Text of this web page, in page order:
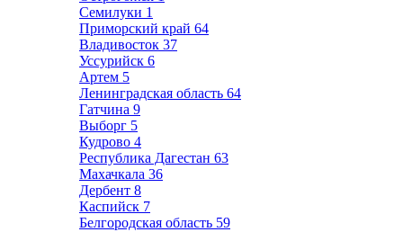
Семилуки 1
Приморский край 64
Владивосток 37
Уссурийск 6
Артем 5
Ленинградская область 64
Гатчина 9
Выборг 5
Кудрово 4
Республика Дагестан 63
Махачкала 36
Дербент 8
Каспийск 7
Белгородская область 59